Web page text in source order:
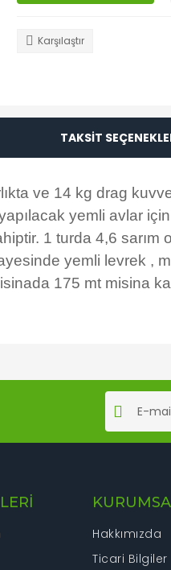
Karşılaştır
TAKSİT
ve 14 kg drag
yemli avlar
1 turda 4,6
yemli levrek ,
175 mt misina
Hakkımızda
Ticari Bilgiler